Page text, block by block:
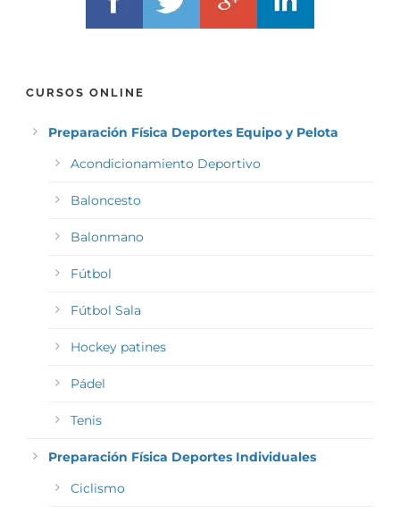
CURSOS ONLINE
Preparación Física Deportes Equipo y Pelota
Acondicionamiento Deportivo
Baloncesto
Balonmano
Fútbol
Fútbol Sala
Hockey patines
Pádel
Tenis
Preparación Física Deportes Individuales
Ciclismo